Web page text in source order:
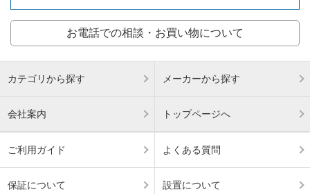
お電話での相談・お買い物について
カテゴリから探す メーカーから探す
会社案内 トップページへ
ご利用ガイド よくある質問
保証について 設置について